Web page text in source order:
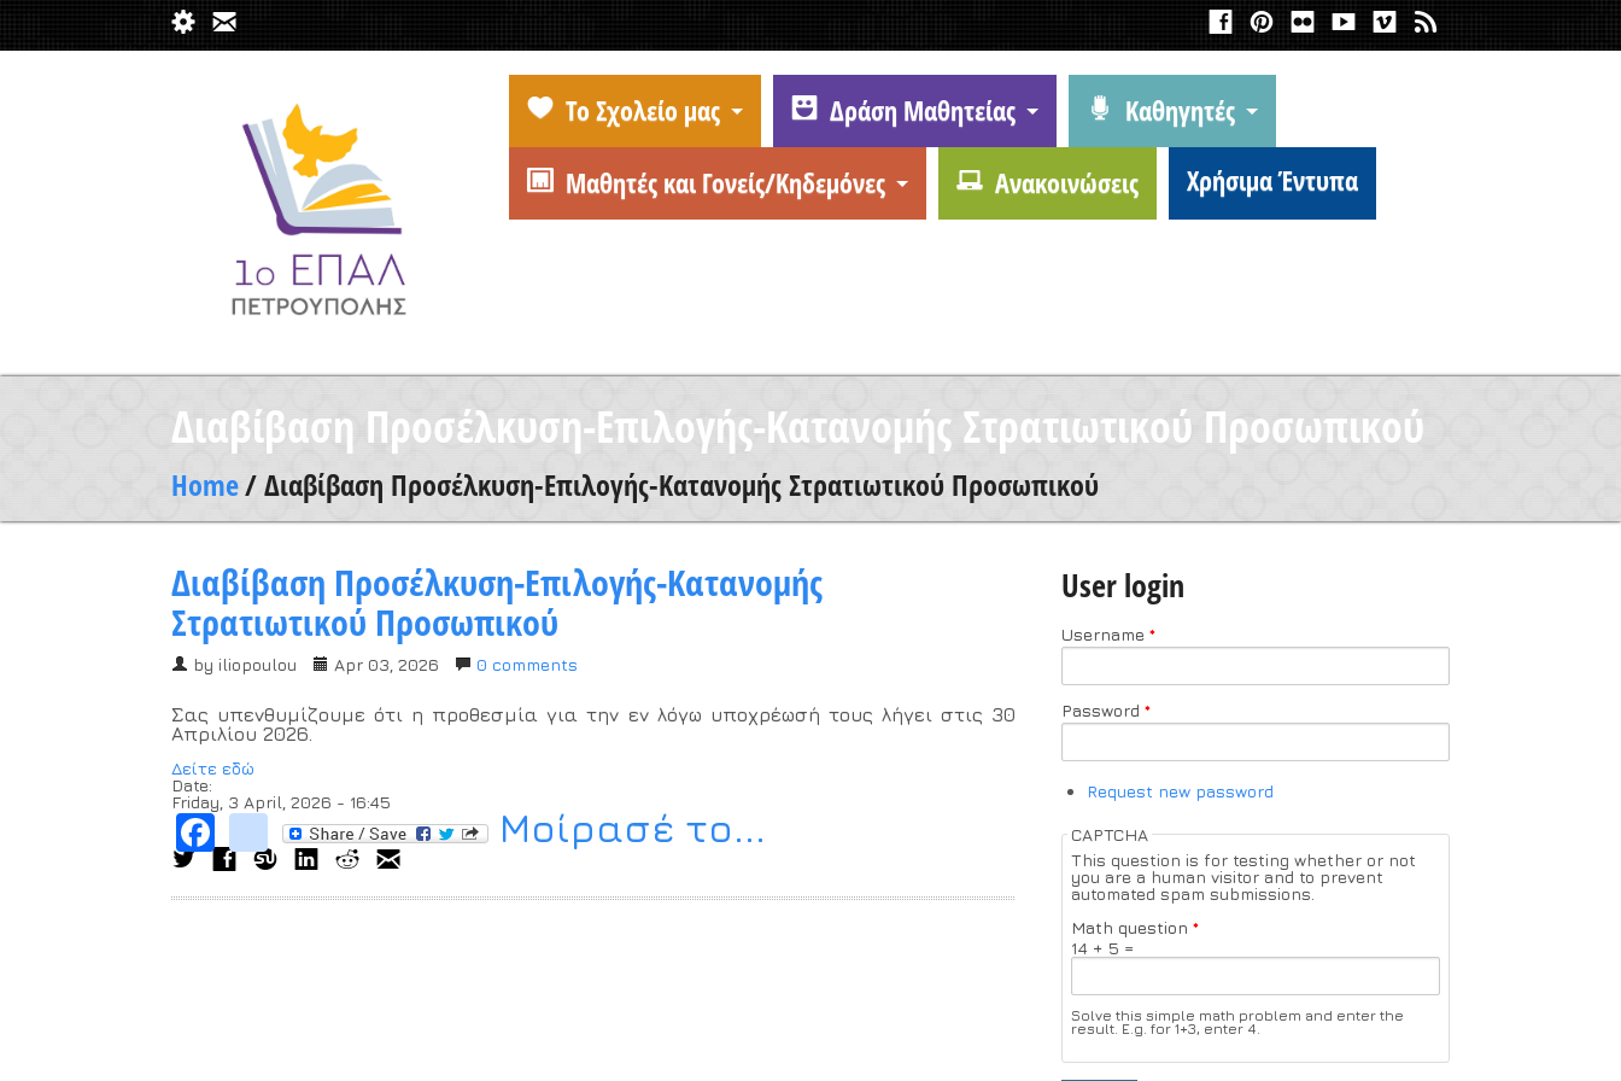
Το Σχολείο μας Δράση Μαθητείας
Καθηγητές
Μαθητές και Γονείς/Κηδεμόνες
Ανακοινώσεις Χρήσιμα Έντυπα
Διαβίβαση Προσέλκυση-Επιλογής-Κατανομής Στρατιωτικού Προσωπικού
Home/ Διαβίβαση Προσέλκυση-Επιλογής-Κατανομής Στρατιωτικού Προσωπικού
Διαβίβαση Προσέλκυση-Επιλογής-Κατανομής
Στρατιωτικού Προσωπικού
by iliopoulou Apr 03, 2026 0 comments
Σας υπενθυμίζουμε ότι η προθεσμία για την εν λόγω υποχρέωσή τους λήγει στις 30
Απριλίου 2026.
Δείτε εδώ
Date:
Friday, 3 April, 2026 - 16:45
Facebook
instagram Μοίρασέ το...
User login
Username*
Password*
Request new password
CAPTCHA
This question is for testing whether or not
you are a human visitor and to prevent
automated spam submissions.
Math question*
14 + 5 =
Solve this simple math problem and enter the
result. E.g. for 1+3, enter 4.